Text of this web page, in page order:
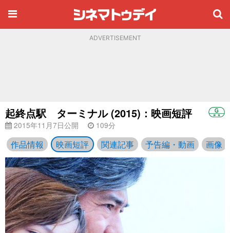
ADVERTISEMENT
起終点駅 ターミナル (2015)：映画短評
2015年11月7日公開 109分
作品情報 映画短評 関連記事 予告編・動画 画像